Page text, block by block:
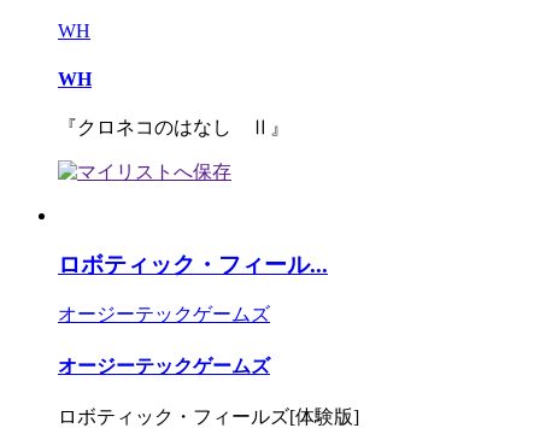
WH
WH
『クロネコのはなし Ⅱ』
ロボティック・フィール...
オージーテックゲームズ
オージーテックゲームズ
ロボティック・フィールズ[体験版]